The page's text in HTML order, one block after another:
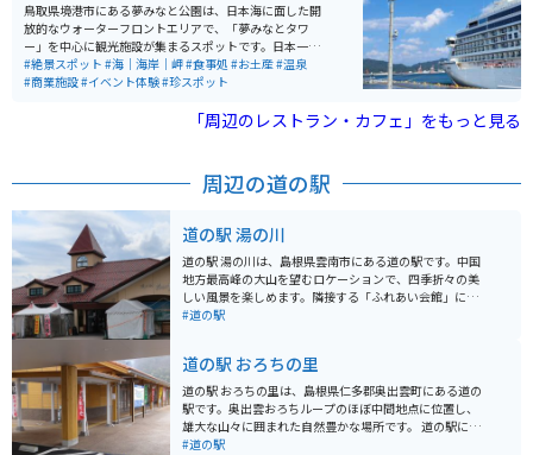
鳥取県境港市にある夢みなと公園は、日本海に面した開
放的なウォーターフロントエリアで、「夢みなとタワ
ー」を中心に観光施設が集まるスポットです。日本一低
いタワーとして知られる展望施設からは港や海を一望で
き、ゆったりとした景色を楽しめます。周辺には温泉施
開放感があり、バイクでの立ち寄りにも適しており、ツ
ーリングの休憩や景色を楽しむスポットとしてもおすす
めです。
#絶景スポット #海｜海岸｜岬#食事処 #お土産#温泉
#商業施設#イベント体験#珍スポット
「周辺のレストラン・カフェ」をもっと見る
周辺の道の駅
道の駅 湯の川
道の駅 湯の川は、島根県雲南市にある道の駅です。中国
地方最高峰の大山を望むロケーションで、四季折々の美
しい風景を楽しめます。隣接する「ふれあい会館」に
は、食事処や特産品販売所があり、地元の味が楽しめま
は、道の駅に隣接する駐車場にバイク専用の駐車スペー
スがあるので安心です。大山方面へのツーリングの拠点
としても最適な場所です。周辺には、三刀屋城跡や、鬼
の舌震など、観光スポットも点在しているので、バイク
で巡ってみるのもおすすめです。道の駅では、地元産の
#道の駅
道の駅 おろちの里
道の駅 おろちの里は、島根県仁多郡奥出雲町にある道の
駅です。奥出雲おろちループのほぼ中間地点に位置し、
雄大な山々に囲まれた自然豊かな場所です。 道の駅に
は、地元の特産品を販売する売店や、地元食材を使った
#道の駅